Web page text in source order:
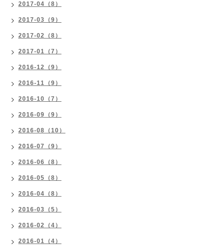
2017-04（8）
2017-03（9）
2017-02（8）
2017-01（7）
2016-12（9）
2016-11（9）
2016-10（7）
2016-09（9）
2016-08（10）
2016-07（9）
2016-06（8）
2016-05（8）
2016-04（8）
2016-03（5）
2016-02（4）
2016-01（4）